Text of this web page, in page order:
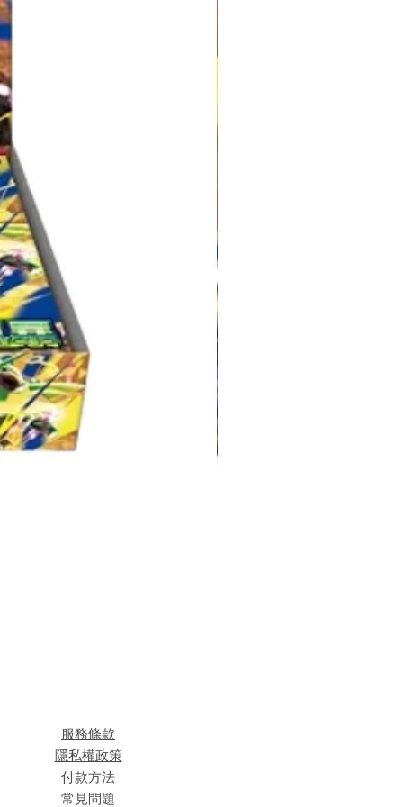
服務條款
隱私權政策
付款方法
常見問題